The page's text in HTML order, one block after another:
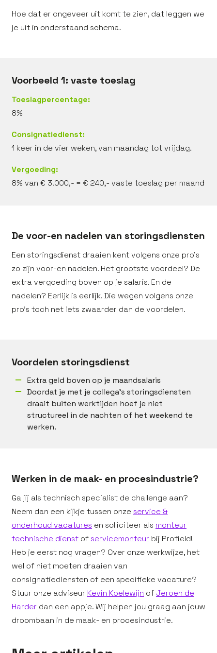
Hoe dat er ongeveer uit komt te zien, dat leggen we
je uit in onderstaand schema.
Voorbeeld 1: vaste toeslag
Toeslagpercentage:
8%
Consignatiedienst:
1 keer in de vier weken, van maandag tot vrijdag.
Vergoeding:
8% van € 3.000,- = € 240,- vaste toeslag per maand
De voor-en nadelen van storingsdiensten
Een storingsdienst draaien kent volgens onze pro’s
zo zijn voor-en nadelen. Het grootste voordeel? De
extra vergoeding boven op je salaris. En de
nadelen? Eerlijk is eerlijk. Die wegen volgens onze
pro’s toch net iets zwaarder dan de voordelen.
Voordelen storingsdienst
Extra geld boven op je maandsalaris
Doordat je met je collega’s storingsdiensten
draait buiten werktijden hoef je niet
structureel in de nachten of het weekend te
werken.
Werken in de maak- en procesindustrie?
Ga jij als technisch specialist de challenge aan?
Neem dan een kijkje tussen onze service &
onderhoud vacatures en solliciteer als monteur
technische dienst ofservicemonteur bij Profield!
Heb je eerst nog vragen? Over onze werkwijze, het
wel of niet moeten draaien van
consignatiediensten of een specifieke vacature?
Stuur onze adviseur Kevin Koelewijn of Jeroen de
Harder dan een appje. Wij helpen jou graag aan jouw
droombaan in de maak- en procesindustrie.